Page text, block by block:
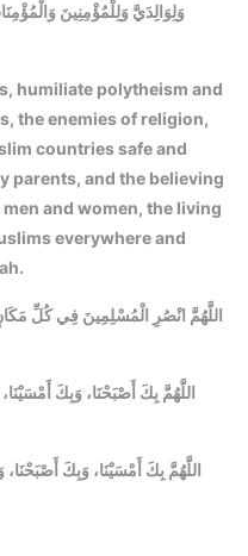
وَلِوَالِدَيَّ وَلِلْمُؤْمِنِينَ
humiliate polytheism and
the enemies of religion,
countries safe and
parents, and the believing
and women, the living
everywhere and
اللَّهُمَّ انْصُرِ الْمُسْلِمِينَ فِي كُلِّ
اللَّهُمَّ بِكَ أَصْبَحْنَا، وَبِكَ
اللَّهُمَّ بِكَ أَمْسَيْنَا، وَبِكَ